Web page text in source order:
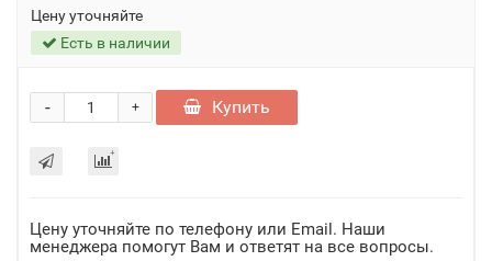
Цену уточняйте
Есть в наличии
+
- Купить
Цену уточняйте по телефону или Email. Наши
менеджера помогут Вам и ответят на все вопросы.